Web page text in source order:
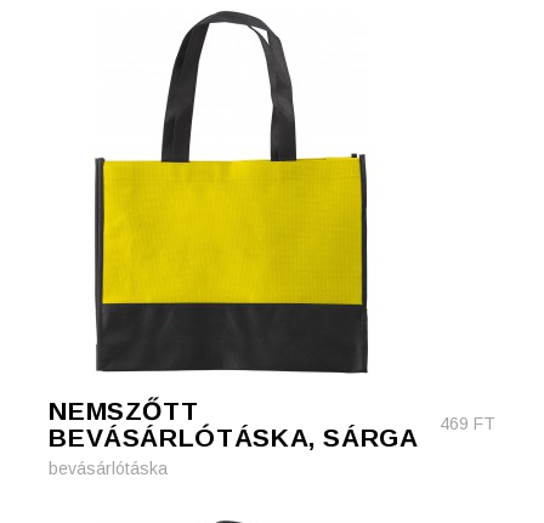
NEMSZŐTT
BEVÁSÁRLÓTÁSKA, SÁRGA
469 FT
bevásárlótáska